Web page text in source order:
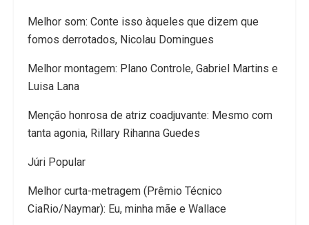
Melhor som: Conte isso àqueles que dizem que
fomos derrotados, Nicolau Domingues
Melhor montagem: Plano Controle, Gabriel Martins e
Luisa Lana
Menção honrosa de atriz coadjuvante: Mesmo com
tanta agonia, Rillary Rihanna Guedes
Júri Popular
Melhor curta-metragem (Prêmio Técnico
CiaRio/Naymar): Eu, minha mãe e Wallace